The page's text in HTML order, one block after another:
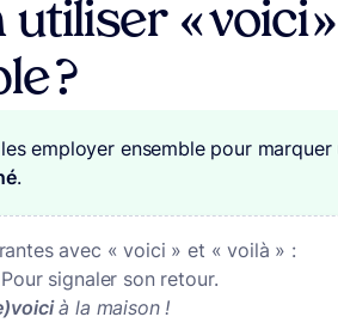
« voici
?
employer ensemble pour
.
avec « voici » et « voilà » :
signaler son retour.
à la maison !